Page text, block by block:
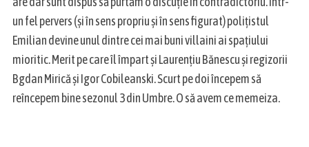
un fel pervers (și în sens propriu și în sens figurat) polițistul
Emilian devine unul dintre cei mai buni villaini ai spațiului
mioritic. Merit pe care îl împart și Laurențiu Bănescu și regizorii
Bgdan Mirică și Igor Cobileanski. Scurt pe doi începem să
reîncepem bine sezonul 3 din Umbre. O să avem ce memeiza.